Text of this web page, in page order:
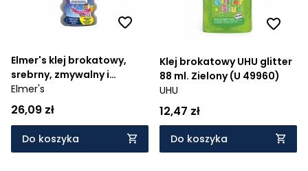
Elmer's klej brokatowy,
srebrny, zmywalny i
przyjazny dzieciom, 177 ml
- doskonały do Slime
Elmer's
26,09 zł
Do koszyka
Klej brokatowy UHU glitter
88 ml. Zielony (U 49960)
UHU
12,47 zł
Do koszyka